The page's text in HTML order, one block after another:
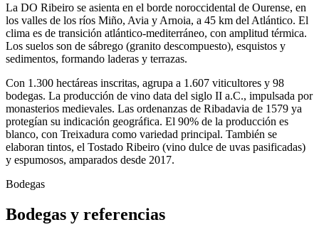
La DO Ribeiro se asienta en el borde noroccidental de Ourense, en
los valles de los ríos Miño, Avia y Arnoia, a 45 km del Atlántico. El
clima es de transición atlántico-mediterráneo, con amplitud térmica.
Los suelos son de sábrego (granito descompuesto), esquistos y
sedimentos, formando laderas y terrazas.
Con 1.300 hectáreas inscritas, agrupa a 1.607 viticultores y 98
bodegas. La producción de vino data del siglo II a.C., impulsada por
monasterios medievales. Las ordenanzas de Ribadavia de 1579 ya
protegían su indicación geográfica. El 90% de la producción es
blanco, con Treixadura como variedad principal. También se
elaboran tintos, el Tostado Ribeiro (vino dulce de uvas pasificadas)
y espumosos, amparados desde 2017.
Bodegas
Bodegas y referencias